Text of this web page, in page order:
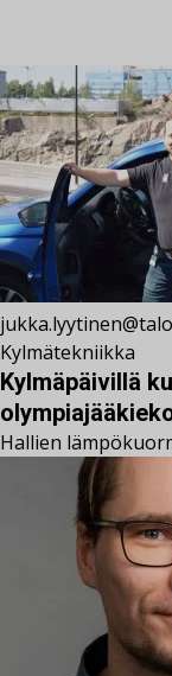
Kylmätekniikka
Kylmäpäivillä
Hallien